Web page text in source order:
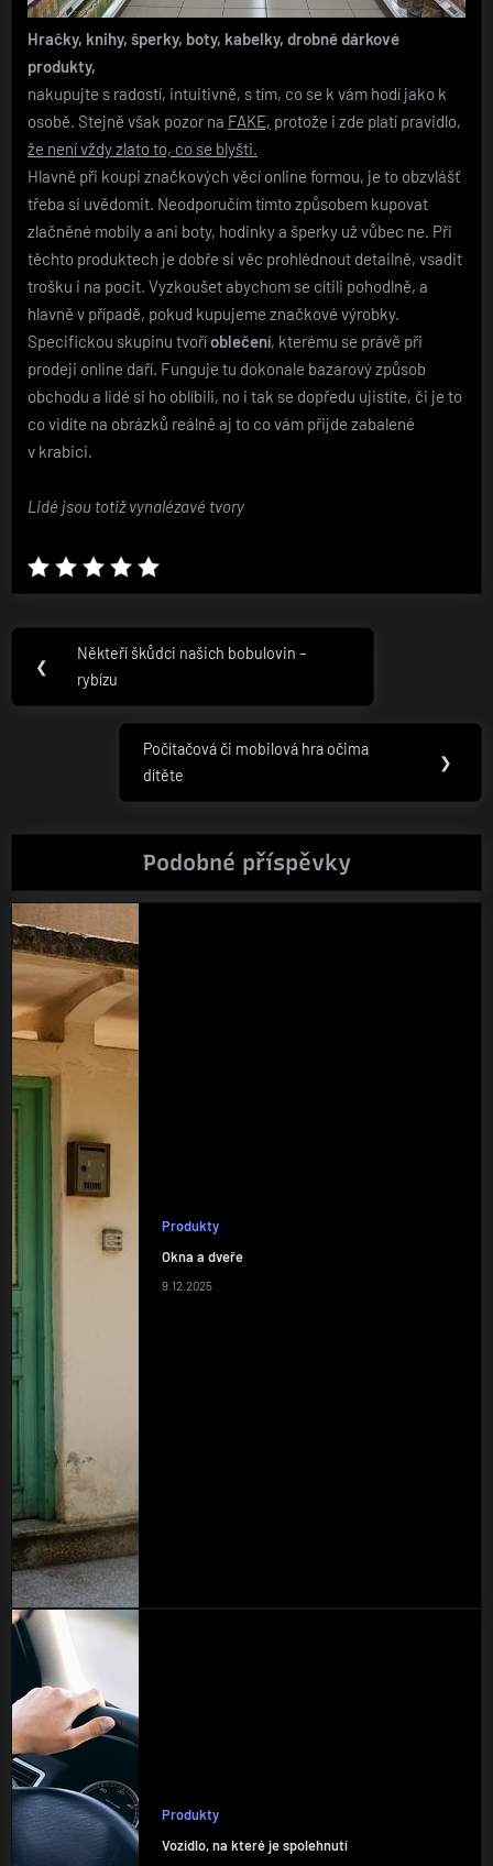
Hračky, knihy, šperky, boty, kabelky, drobně dárkové
produkty,
nakupujte s radostí, intuitivně, s tím, co se k vám hodí jako k
osobě. Stejně však pozor na FAKE, protože i zde platí pravidlo,
že není vždy zlato to, co se blyšti.
Hlavně při koupi značkových věcí online formou, je to obzvlášť
třeba si uvědomit. Neodporučím tímto způsobem kupovat
zlačněné mobily a ani boty, hodinky a šperky už vůbec ne. Při
těchto produktech je dobře si věc prohlédnout detailně, vsadit
trošku i na pocit. Vyzkoušet abychom se cítili pohodlně, a
hlavně v případě, pokud kupujeme značkové výrobky.
Specifickou skupinu tvoříoblečení, kterému se právě při
prodeji online daří. Funguje tu dokonale bazarový způsob
obchodu a lidé si ho oblíbili, no i tak se dopředu ujistíte, či je to
co vidíte na obrázků reálně aj to co vám přijde zabalené
v krabici.
Lidé jsou totiž vynalézavé tvory
Navigace
pro
příspěvek
❮
Previous
Post:
Někteří škůdci našich bobulovin –
rybízu
Next
Post:
Počítačová či mobilová hra očima
dítěte
❯
Podobné příspěvky
Produkty
Okna a dveře
9.12.2025
Produkty
Vozidlo, na které je spolehnutí